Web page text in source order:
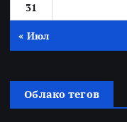
31
« Июл
Облако тегов